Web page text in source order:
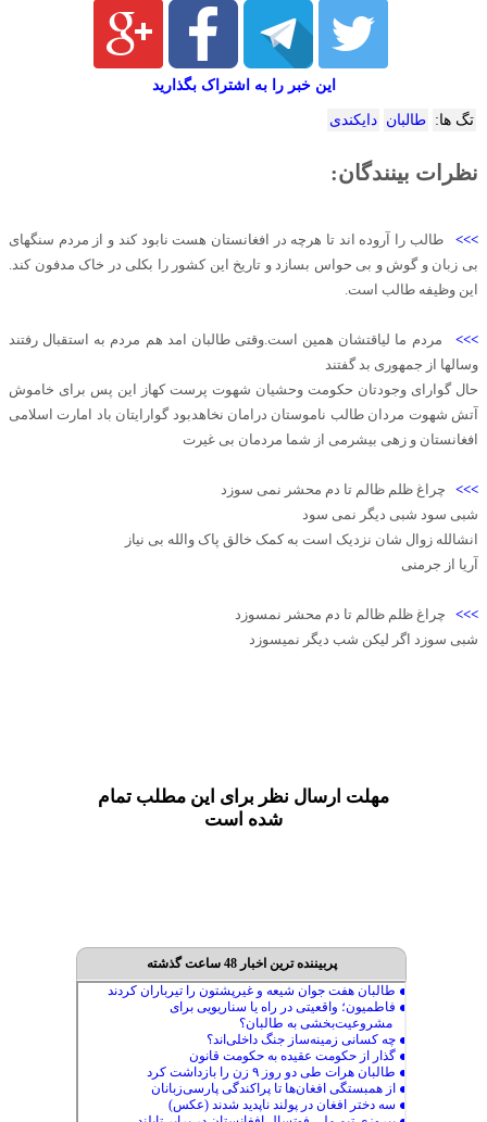
این خبر را به اشتراک بگذارید
تگ ها: طالبان دایکندی
نظرات بینندگان:
>>>طالب را آروده اند تا هرچه در افغانستان هست نابود کند و از مردم سنگهای
بی زبان و گوش و بی حواس بسازد و تاریخ این کشور را بکلی در خاک مدفون کند.
این وظیفه طالب است.
>>> مردم ما لیاقتشان همین است.وقتی طالبان امد هم مردم به استقبال رفتند
وسالها از جمهوری بد گفتند
حال گوارای وجودتان حکومت وحشیان شهوت پرست کهاز این پس برای خاموش
آتش شهوت مردان طالب ناموستان درامان نخاهدبود گوارایتان باد امارت اسلامی
افغانستان و زهی بیشرمی از شما مردمان بی غیرت
>>> چراغ ظلم ظالم تا دم محشر نمی سوزد
شبی سود شبی دیگر نمی سود
انشالله زوال شان نزدیک است به کمک خالق پاک والله بی نیاز
آریا از جرمنی
>>> چراغ ظلم ظالم تا دم محشر نمسوزد
شبی سوزد اگر لیکن شب دیگر نمیسوزد
مهلت ارسال نظر برای این مطلب تمام
شده است
پربیننده ترین اخبار 48 ساعت گذشته